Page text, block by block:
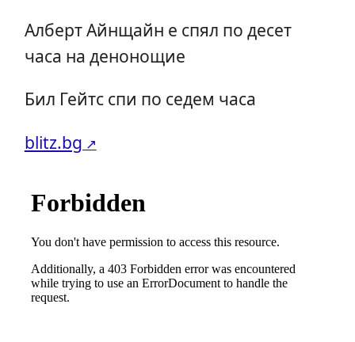
Алберт Айнщайн е спял по десет
часа на денонощие
Бил Гейтс спи по седем часа
blitz.bg